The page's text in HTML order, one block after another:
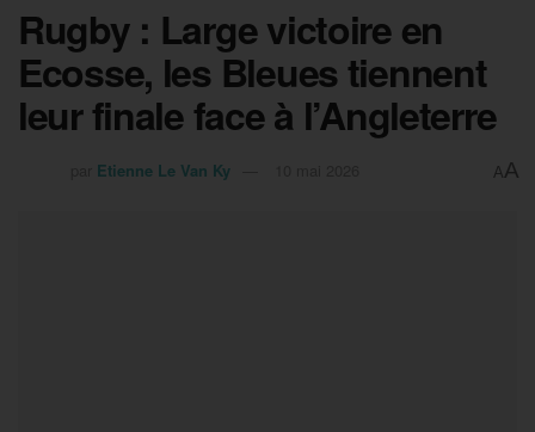
Rugby : Large victoire en
Ecosse, les Bleues tiennent
leur finale face à l’Angleterre
Etienne Le Van Ky AA